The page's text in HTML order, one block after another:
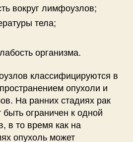
вокруг лимфоузлов;
тела;
организма.
классифицируются в
опухоли и
На ранних стадиях рак
ограничен к одной
в то время как на
опухоль может